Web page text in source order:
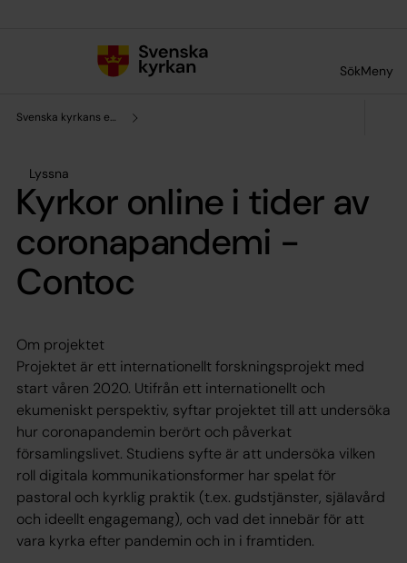
SökMeny
Svenska kyrkans enhet för forskning och analys
Lyssna
Kyrkor online i tider av
coronapandemi -
Contoc
Om projektet
Projektet är ett internationellt forskningsprojekt med
start våren 2020. Utifrån ett internationellt och
ekumeniskt perspektiv, syftar projektet till att undersöka
hur coronapandemin berört och påverkat
församlingslivet. Studiens syfte är att undersöka vilken
roll digitala kommunikationsformer har spelat för
pastoral och kyrklig praktik (t.ex. gudstjänster, själavård
och ideellt engagemang), och vad det innebär för att
vara kyrka efter pandemin och in i framtiden.